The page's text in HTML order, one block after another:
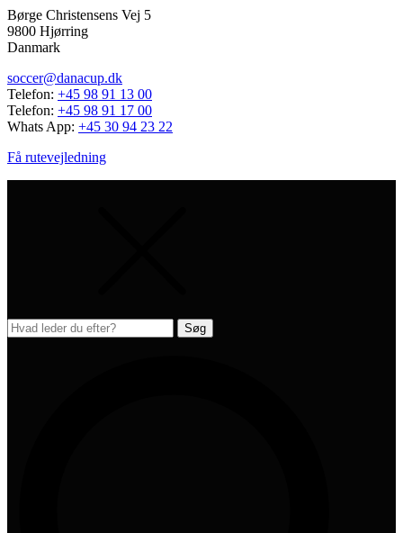
Børge Christensens Vej 5
9800 Hjørring
Danmark
soccer@danacup.dk
Telefon: +45 98 91 13 00
Telefon: +45 98 91 17 00
Whats App: +45 30 94 23 22
Få rutevejledning